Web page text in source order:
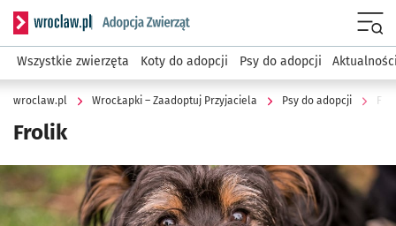
Serwis informacyjny wroclaw.pl podserwis: WrocŁapki –
Wszystkie zwierzęta Koty do adopcji Psy do adopcji
wroclaw.pl WrocŁapki – Zaadoptuj Przyjaciela Psy do adopcji
Frolik
Kliknij, aby powiększyć